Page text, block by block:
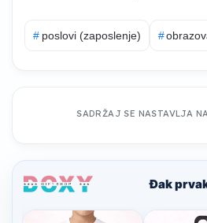
# poslovi (zaposlenje) #
SADRŽAJ SE NASTAVLJA